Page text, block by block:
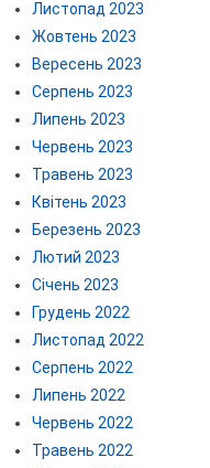
Листопад 2023
Жовтень 2023
Вересень 2023
Серпень 2023
Липень 2023
Червень 2023
Травень 2023
Квітень 2023
Березень 2023
Лютий 2023
Січень 2023
Грудень 2022
Листопад 2022
Серпень 2022
Липень 2022
Червень 2022
Травень 2022